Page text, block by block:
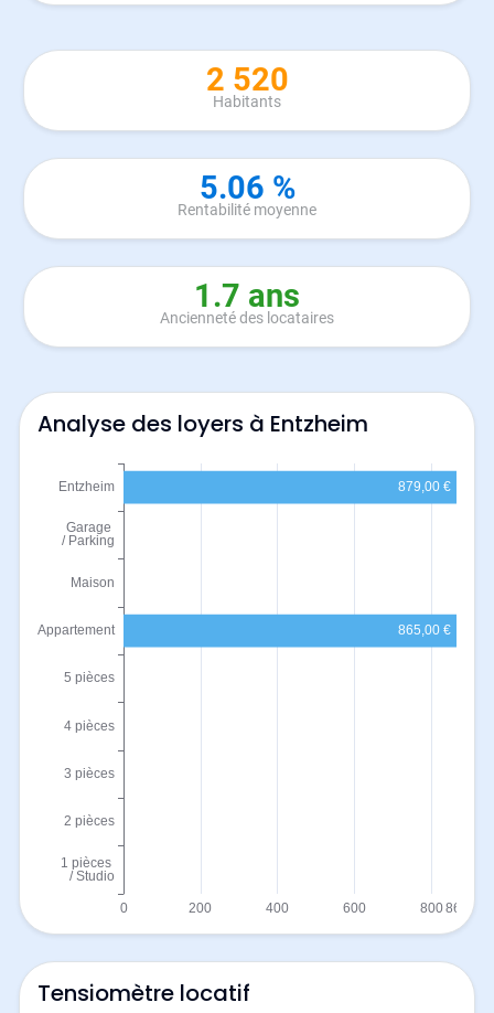
2 520
Habitants
5.06 %
Rentabilité moyenne
1.7 ans
Ancienneté des locataires
Analyse des loyers à Entzheim
Tensiomètre locatif